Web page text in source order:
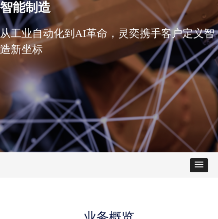
智能制造
从工业自动化到AI革命，灵奕携手客户定义智
造新坐标